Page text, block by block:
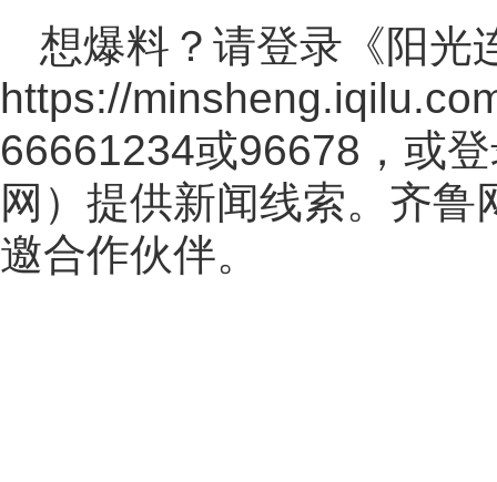
想爆料？请登录《阳光
https://
66661234或96678，或
网 ）提供新闻线索。齐鲁
邀合作伙伴。